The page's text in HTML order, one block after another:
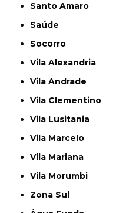
Santo Amaro
Saúde
Socorro
Vila Alexandria
Vila Andrade
Vila Clementino
Vila Lusitania
Vila Marcelo
Vila Mariana
Vila Morumbi
Zona Sul